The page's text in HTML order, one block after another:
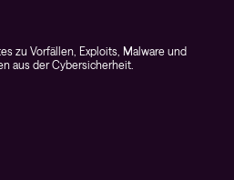
zu Vorfällen, Exploits, Malware und
aus der Cybersicherheit.